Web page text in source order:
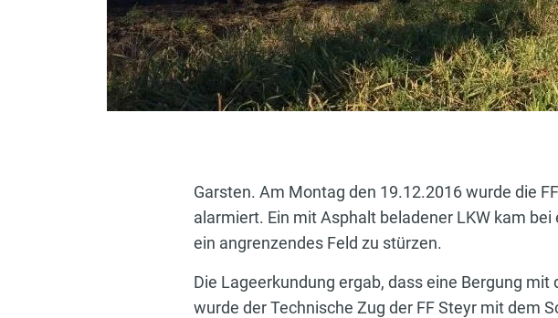
Garsten. Am Montag den 19.12.2016 wurde die
alarmiert. Ein mit Asphalt beladener LKW kam
ein angrenzendes Feld zu stürzen.
Die Lageerkundung ergab, dass eine Bergung
wurde der Technische Zug der FF Steyr mit dem